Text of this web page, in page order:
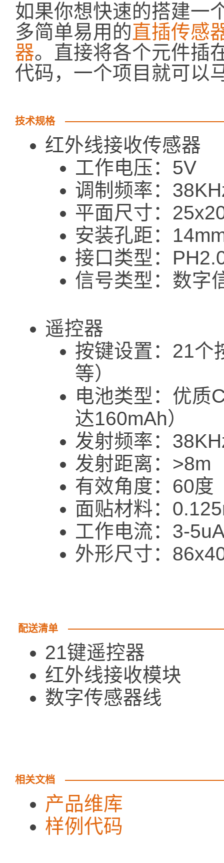
如果你想快速的搭建一
多简单易用的直插传感
器。直接将各个元件插
代码，一个项目就可以
技术规格
红外线接收传感器
工作电压：5V
调制频率：
平面尺寸：
安装孔距：
接口类型：
信号类型：数字
遥控器
按键设置：21个
等）
电池类型：优质
达160mAh）
发射频率：
发射距离：>8m
有效角度：60度
面贴材料：
工作电流：3-
外形尺寸：
配送清单
21键遥控器
红外线接收模
数字传感器线
相关文档
产品维库
样例代码